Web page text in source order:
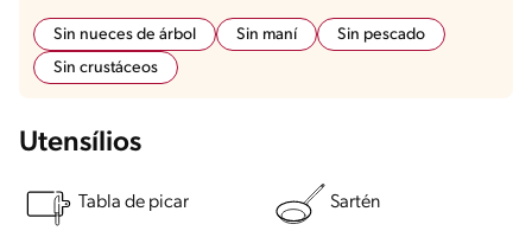
Sin nueces de árbol Sin maní
Sin pescado
Sin crustáceos
Utensílios
Tabla de picar Sartén